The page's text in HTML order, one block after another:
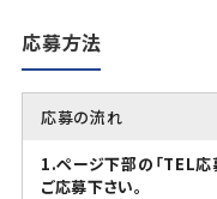
応募方法
応募の流れ
1.ページ下部の「TEL応
ご応募下さい。